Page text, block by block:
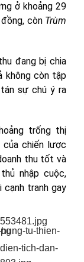
ở khoảng 29
còn Trùm
đang bị chia
không còn tập
sự chú ý ra
trống thị
chiến lược
thu tốt và
nhập cuộc,
cạnh tranh gay